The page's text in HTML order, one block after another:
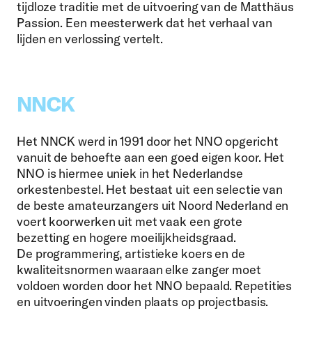
tijdloze traditie met de uitvoering van de Matthäus
Passion. Een meesterwerk dat het verhaal van
lijden en verlossing vertelt.
NNCK
Het NNCK werd in 1991 door het NNO opgericht
vanuit de behoefte aan een goed eigen koor. Het
NNO is hiermee uniek in het Nederlandse
orkestenbestel. Het bestaat uit een selectie van
de beste amateurzangers uit Noord Nederland en
voert koorwerken uit met vaak een grote
bezetting en hogere moeilijkheidsgraad.
De programmering, artistieke koers en de
kwaliteitsnormen waaraan elke zanger moet
voldoen worden door het NNO bepaald. Repetities
en uitvoeringen vinden plaats op projectbasis.